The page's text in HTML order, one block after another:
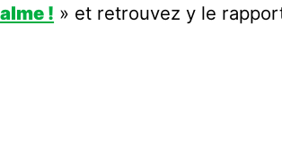
! » et retrouvez y le